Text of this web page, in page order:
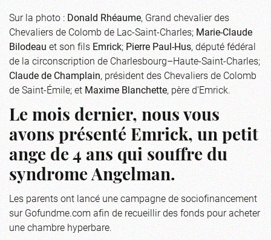
Sur la photo :Donald Rhéaume, Grand chevalier des
Chevaliers de Colomb de Lac-Saint-Charles;Marie-Claude
Bilodeauet son filsEmrick;Pierre Paul-Hus, député fédéral
de la circonscription de Charlesbourg–Haute-Saint-Charles;
Claude de Champlain, président des Chevaliers de Colomb
de Saint-Émile; etMaxime Blanchette, père d’Emrick.
Le mois dernier, nous vous
avons présenté Emrick, un petit
ange de 4 ans qui souffre du
syndrome Angelman.
Les parents ont lancé une campagne de sociofinancement
sur Gofundme.com afin de recueillir des fonds pour acheter
une chambre hyperbare.